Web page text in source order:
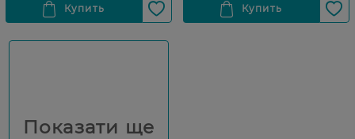
Показати ще